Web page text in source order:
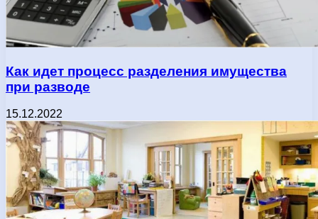
Как идет процесс разделения имущества
при разводе
15.12.2022